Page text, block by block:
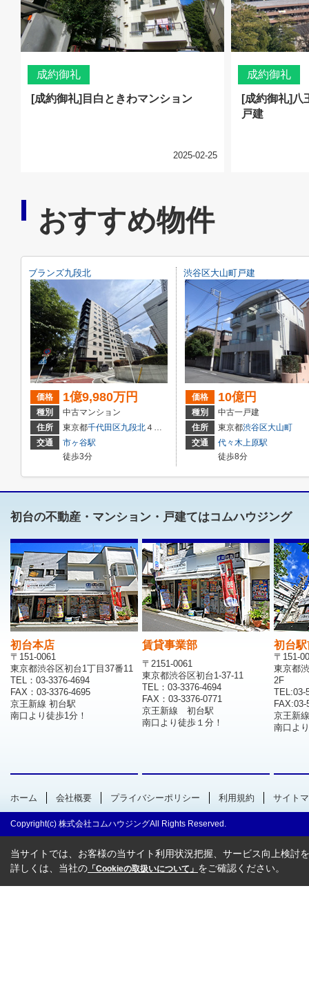
成約御礼
[成約御礼]目白ときわマンション
2025-02-25
成約御礼
[成約御礼]八
戸建
おすすめ物件
ブランズ九段北
価格 1億9,980万円
種別
中古マンション
住所
東京都千代田区九段北４丁目3-1１
交通
市ヶ谷駅
徒歩3分
渋谷区大山町戸建
価格 10億円
種別
中古一戸建
住所
東京都渋谷区大山町
交通
代々木上原駅
徒歩8分
初台の不動産・マンション・戸建てはコムハウジング
初台本店
〒151-0061
東京都渋谷区初台1丁目37番11
TEL：03-3376-4694
FAX：03-3376-4695
京王新線 初台駅
南口より徒歩1分！
賃貸事業部
〒2151-0061
東京都渋谷区初台1-37-11
TEL：03-3376-4694
FAX：03-3376-0771
京王新線 初台駅
南口より徒歩１分！
初台
〒151-
東京都
2F
TEL:03-
FAX:03-
京王新
南口よ
ホーム 会社概要 プライバシーポリシー 利用規約 サイト
Copyright(c) 株式会社コムハウジングAll Rights Reserved.
当サイトでは、お客様の当サイト利用状況把握、サービス向上検討
詳しくは、当社の 「Cookieの取扱いについて」 をご確認ください。